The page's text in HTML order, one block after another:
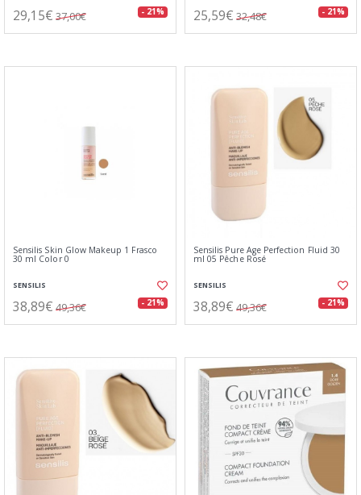
29,15€ 37,00€ - 21% 25,59€ 32,48€ - 21%
Sensilis Skin Glow Makeup 1 Frasco
30 ml Color 0
SENSILIS
38,89€ 49,36€ - 21%
Sensilis Pure Age Perfection Fluid 30
ml 05 Pêche Rosé
SENSILIS
38,89€ 49,36€ - 21%